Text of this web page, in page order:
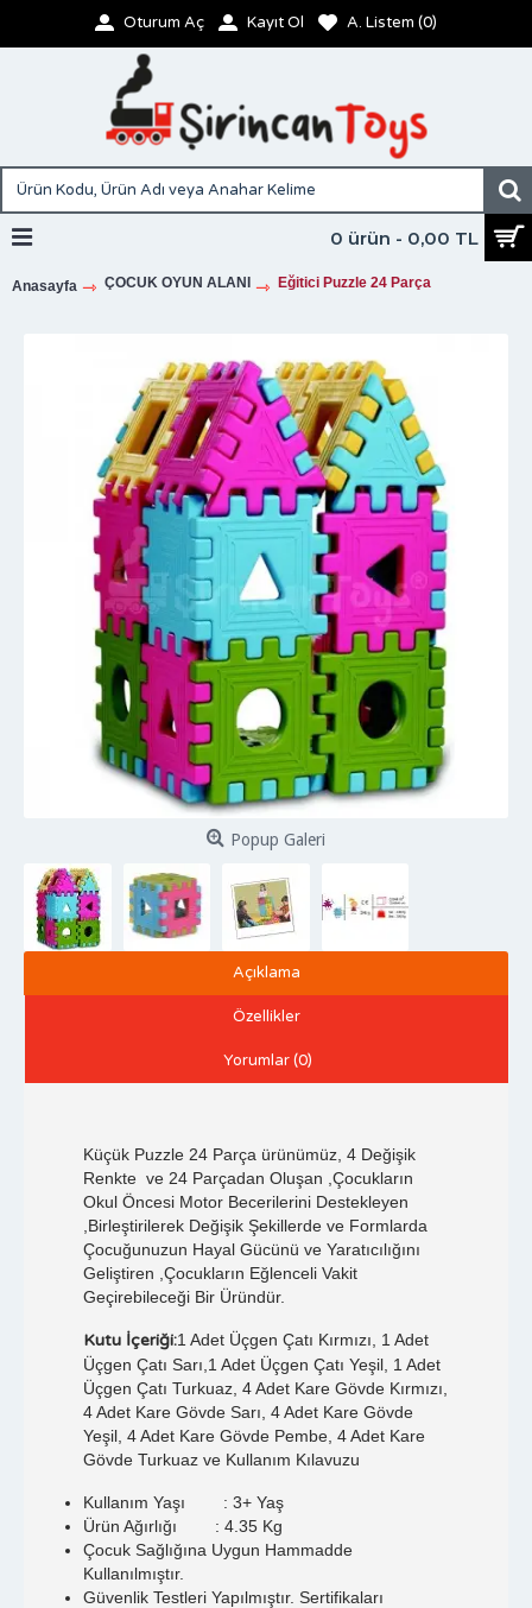
Oturum Aç Kayıt Ol A. Listem (0)
0 ürün - 0,00 TL
Anasayfa ÇOCUK OYUN ALANI Eğitici Puzzle 24 Parça
Popup Galeri
Açıklama
Özellikler
Yorumlar (0)
Küçük Puzzle 24 Parça ürünümüz, 4 Değişik
Renkte ve 24 Parçadan Oluşan ,Çocukların
Okul Öncesi Motor Becerilerini Destekleyen
,Birleştirilerek Değişik Şekillerde ve Formlarda
Çocuğunuzun Hayal Gücünü ve Yaratıcılığını
Geliştiren ,Çocukların Eğlenceli Vakit
Geçirebileceği Bir Üründür.
Kutu İçeriği:1 Adet Üçgen Çatı Kırmızı, 1 Adet
Üçgen Çatı Sarı,1 Adet Üçgen Çatı Yeşil, 1 Adet
Üçgen Çatı Turkuaz, 4 Adet Kare Gövde Kırmızı,
4 Adet Kare Gövde Sarı, 4 Adet Kare Gövde
Yeşil, 4 Adet Kare Gövde Pembe, 4 Adet Kare
Gövde Turkuaz ve Kullanım Kılavuzu
Kullanım Yaşı : 3+ Yaş
Ürün Ağırlığı : 4.35 Kg
Çocuk Sağlığına Uygun Hammadde
Kullanılmıştır.
Güvenlik Testleri Yapılmıştır. Sertifikaları